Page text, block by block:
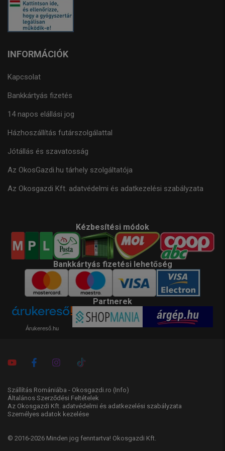
INFORMÁCIÓK
Kapcsolat
Bankkártyás fizetés
14 napos elállási jog
Házhoszállítás futárszolgálattal
Jótállás és szavatosság
Az OkosGazdi.hu tárhely szolgáltatója
Az Okosgazdi Kft. adatvédelmi és adatkezelési szabályzata
Kézbesítési módok
Bankkártyás fizetési lehetőség
Partnerek
Árukereső.hu
Szállítás Romániába - Okosgazdi.ro (Info)
Általános Szerződési Feltételek
Az Okosgazdi Kft. adatvédelmi és adatkezelési szabályzata
Személyes adatok kezelése
© 2016-2026 Minden jog fenntartva! Okosgazdi Kft.